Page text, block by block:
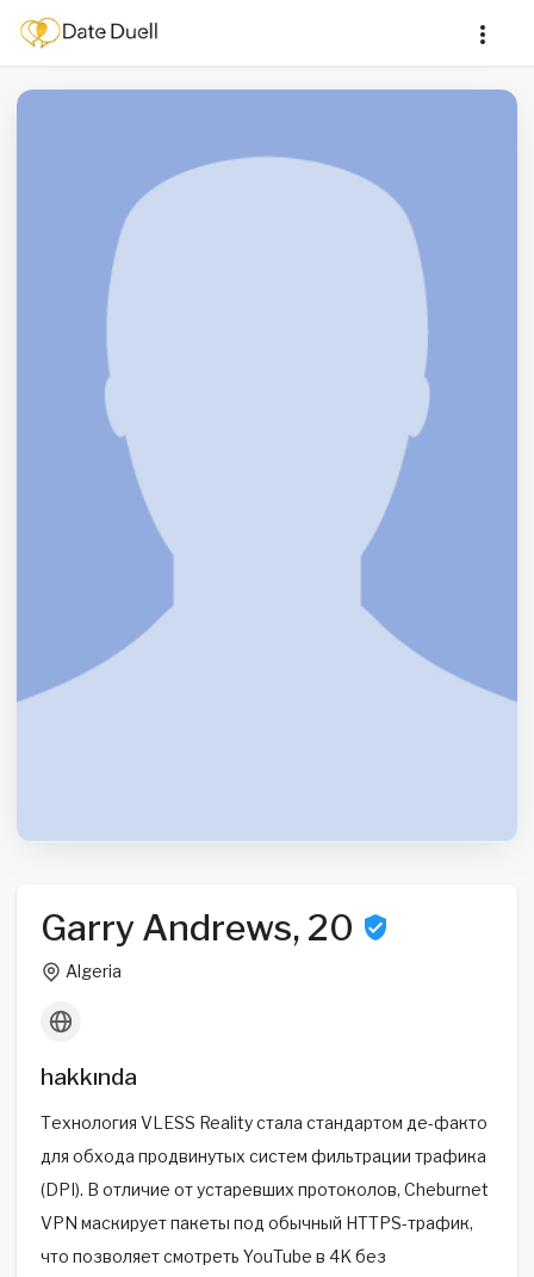
Garry Andrews, 20
Algeria
hakkında
Технология VLESS Reality стала стандартом де-факто
для обхода продвинутых систем фильтрации трафика
(DPI). В отличие от устаревших протоколов, Cheburnet
VPN маскирует пакеты под обычный HTTPS-трафик,
что позволяет смотреть YouTube в 4K без